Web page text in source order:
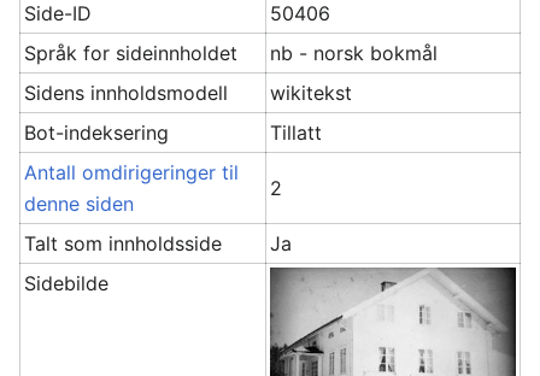
Side-ID
50406
Språk for sideinnholdet
nb - norsk bokmål
Sidens innholdsmodell
wikitekst
Bot-indeksering
Tillatt
Antall omdirigeringer til
denne siden
2
Talt som innholdsside
Ja
Sidebilde